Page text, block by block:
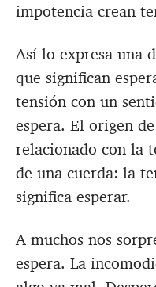
impotencia crean
Así lo expresa una
que significan
tensión con un
espera. El origen
relacionado con la
de una cuerda: la
significa esperar.
A muchos nos
espera. La